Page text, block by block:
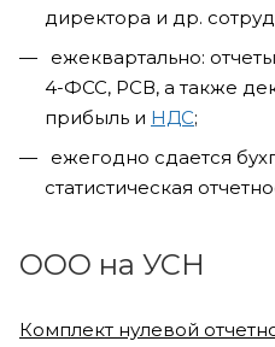
директора и др.
ежеквартально:
4-ФСС, РСВ, а также
прибыль и НДС;
ежегодно сдается
статистическая
ООО на УСН
Комплект нулевой